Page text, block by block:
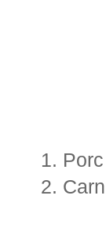
1.
2.